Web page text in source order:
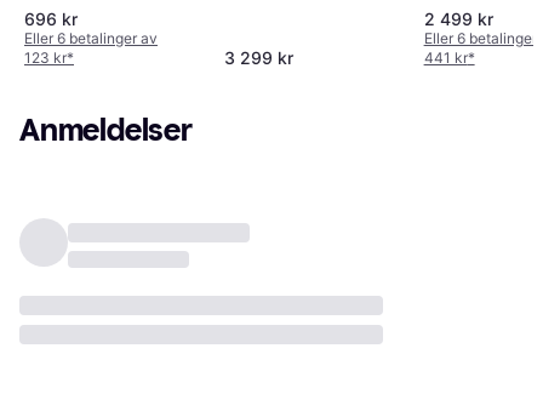
696 kr
Eller 6 betalinger av
123 kr* 3 299 kr
Trousers
Black-550
2 499 kr
Eller 6 betalinger
441 kr*
Anmeldelser